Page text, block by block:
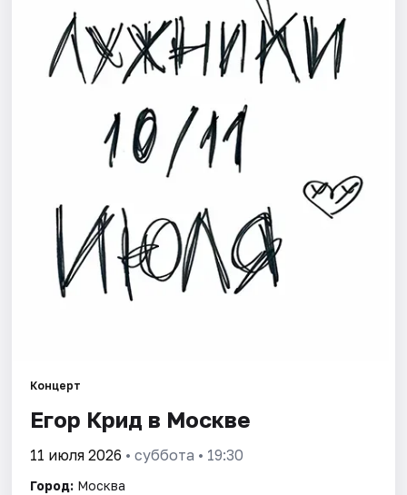
События
Города
Концерт
Егор Крид в Москве
11 июля 2026 • суббота • 19:30
Город: Москва